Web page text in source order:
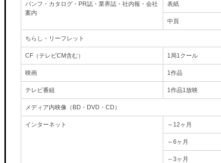
パンフ・カタログ・PR誌・業界誌・社内報・会社
案内
表紙
中頁
ちらし・リーフレット
CF（テレビCM含む） 1局1クール
映画 1作品
テレビ番組 1作品1放映
メディア内映像（BD・DVD・CD）
インターネット ～12ヶ月
～6ヶ月
～3ヶ月